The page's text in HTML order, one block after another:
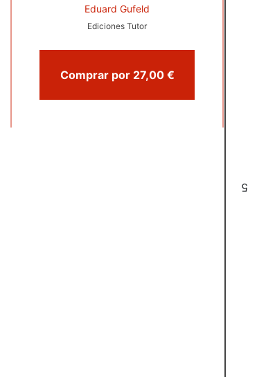
5
Eduard Gufeld
Ediciones Tutor
Comprar por 27,00 €